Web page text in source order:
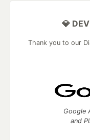
💎
Thank you to our
Google
and